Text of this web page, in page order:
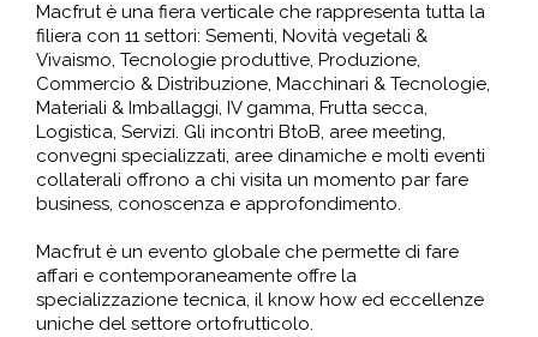
Macfrut è una fiera verticale che rappresenta tutta la
filiera con 11 settori: Sementi, Novità vegetali &
Vivaismo, Tecnologie produttive, Produzione,
Commercio & Distribuzione, Macchinari & Tecnologie,
Materiali & Imballaggi, IV gamma, Frutta secca,
Logistica, Servizi. Gli incontri BtoB, aree meeting,
convegni specializzati, aree dinamiche e molti eventi
collaterali offrono a chi visita un momento par fare
business, conoscenza e approfondimento.
Macfrut è un evento globale che permette di fare
affari e contemporaneamente offre la
specializzazione tecnica, il know how ed eccellenze
uniche del settore ortofrutticolo.